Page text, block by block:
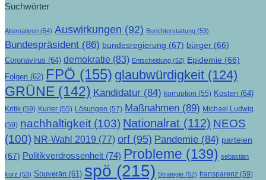
Suchwörter
Alternativen (54) Auswirkungen (92) Berichterstattung (53)
Bundespräsident (86) bundesregierung (67) bürger (66)
Coronavirus (64) demokratie (83) Entscheidung (52) Epidemie (66)
Folgen (62) FPÖ (155) glaubwürdigkeit (124)
GRÜNE (142) Kandidatur (84) korruption (55) Kosten (64)
Kritik (59) Kurier (55) Lösungen (57) Maßnahmen (89) Michael Ludwig
(59) nachhaltigkeit (103) Nationalrat (112) NEOS
(100) NR-Wahl 2019 (77) orf (95) Pandemie (84) parteien
(67) Politikverdrossenheit (74) Probleme (139) sebastian
kurz (53) Souverän (61) spö (215) Strategie (52) transparenz (59)